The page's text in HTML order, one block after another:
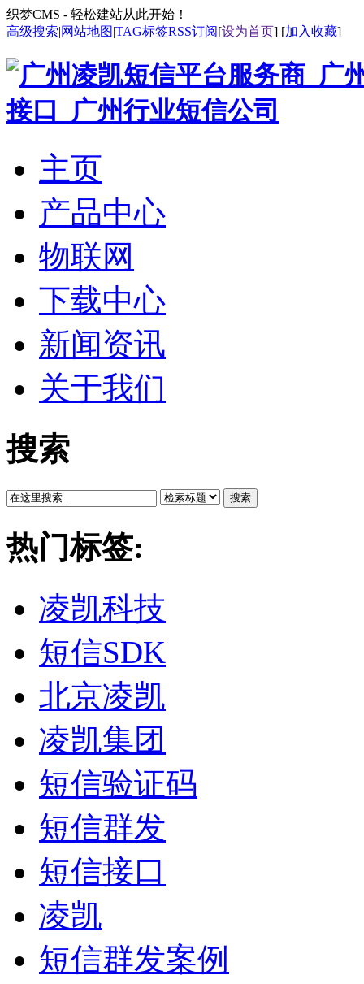
织梦CMS - 轻松建站从此开始！
高级搜索|网站地图|TAG标签RSS订阅[设为首页] [加入收藏]
主页
产品中心
物联网
下载中心
新闻资讯
关于我们
搜索
搜索
热门标签:
凌凯科技
短信SDK
北京凌凯
凌凯集团
短信验证码
短信群发
短信接口
凌凯
短信群发案例